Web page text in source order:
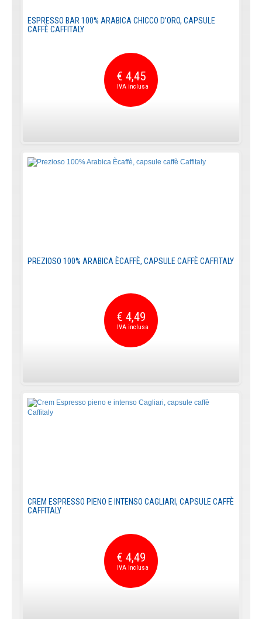
ESPRESSO BAR 100% ARABICA CHICCO D'ORO, CAPSULE
CAFFÈ CAFFITALY
€ 4,45
PREZIOSO 100% ARABICA ÈCAFFÈ, CAPSULE CAFFÈ CAFFITALY
€ 4,49
CREM ESPRESSO PIENO E INTENSO CAGLIARI, CAPSULE CAFFÈ
CAFFITALY
€ 4,49